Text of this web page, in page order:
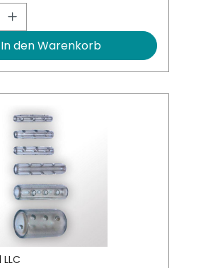
Anzahl: Gib den
In den Warenkorb